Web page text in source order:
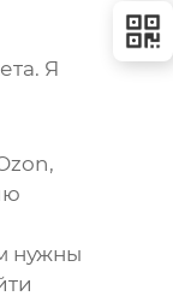
Я
нужны